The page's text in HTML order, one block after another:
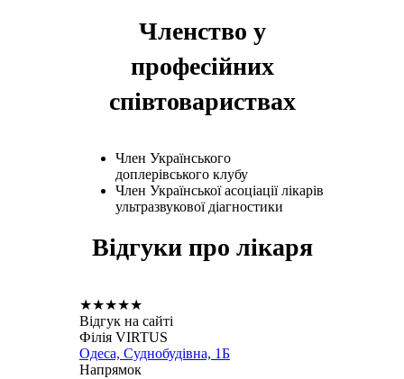
Членство у
професійних
співтовариствах
Член Українського
доплерівського клубу
Член Української асоціації лікарів
ультразвукової діагностики
Відгуки про лікаря
★★★★★
Відгук на сайті
Філія VIRTUS
Одеса, Суднобудівна, 1Б
Напрямок